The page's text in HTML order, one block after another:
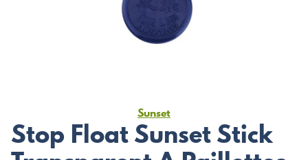
Sunset
Stop Float Sunset Stick